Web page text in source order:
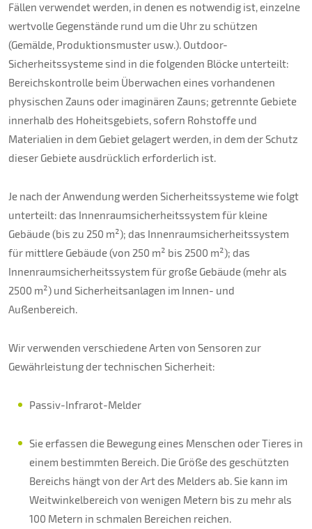
Fällen verwendet werden, in denen es notwendig ist, einzelne
wertvolle Gegenstände rund um die Uhr zu schützen
(Gemälde, Produktionsmuster usw.). Outdoor-
Sicherheitssysteme sind in die folgenden Blöcke unterteilt:
Bereichskontrolle beim Überwachen eines vorhandenen
physischen Zauns oder imaginären Zauns; getrennte Gebiete
innerhalb des Hoheitsgebiets, sofern Rohstoffe und
Materialien in dem Gebiet gelagert werden, in dem der Schutz
dieser Gebiete ausdrücklich erforderlich ist.
Je nach der Anwendung werden Sicherheitssysteme wie folgt
unterteilt: das Innenraumsicherheitssystem für kleine
Gebäude (bis zu 250 m²); das Innenraumsicherheitssystem
für mittlere Gebäude (von 250 m² bis 2500 m²); das
Innenraumsicherheitssystem für große Gebäude (mehr als
2500 m²) und Sicherheitsanlagen im Innen- und
Außenbereich.
Wir verwenden verschiedene Arten von Sensoren zur
Gewährleistung der technischen Sicherheit:
Passiv-Infrarot-Melder
Sie erfassen die Bewegung eines Menschen oder Tieres in
einem bestimmten Bereich. Die Größe des geschützten
Bereichs hängt von der Art des Melders ab. Sie kann im
Weitwinkelbereich von wenigen Metern bis zu mehr als
100 Metern in schmalen Bereichen reichen.